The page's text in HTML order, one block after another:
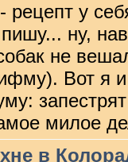
рецепт у
ну,
не
Вот я
милое
в